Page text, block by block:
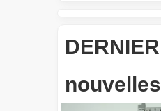
DERNIER
nouvelles